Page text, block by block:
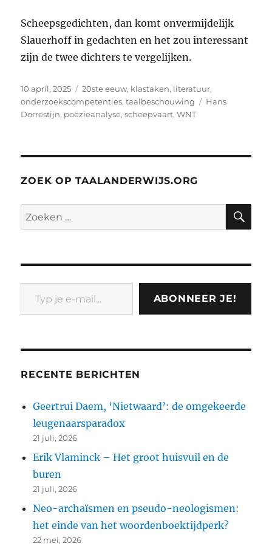
Scheepsgedichten, dan komt onvermijdelijk
Slauerhoff in gedachten en het zou interessant
zijn de twee dichters te vergelijken.
Geplaatst
op
10 april, 2025 Categorieën
20ste eeuw, klastaken, literatuur,
onderzoekscompetenties,taalbeschouwing Tags
Hans
Dorrestijn, poëzieanalyse,scheepvaart,WNT
ZOEK OP TAALANDERWIJS.ORG
Zoeken
naar:
Typ je e-mail...
ABONNEER JE!
RECENTE BERICHTEN
Geertrui Daem, ‘Nietwaard’: de omgekeerde
leugenaarsparadox
21 juli, 2026
Erik Vlaminck – Het groot huisvuil en de
buren
21 juli, 2026
Neo-archaïsmen en pseudo-neologismen:
het einde van het woordenboektijdperk?
22 mei, 2026